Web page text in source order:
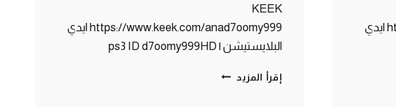
https://www.keek.com/anad7oomy999 ايدي
KEEK
https://www.keek.com/anad7oomy999 ايدي
البلايستيشن | ps3 ID d7oomy999HD
إقرأ المزيد ماين